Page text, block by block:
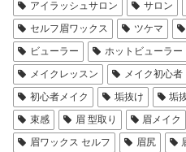
アイラッシュサロン
サロン
セルフ眉ワックス
ツケマ
ビューラー
ホットビューラー
メイクレッスン
メイク初心者
初心者メイク
垢抜け 垢
束感
眉 型取り 眉メイク
眉ワックス セルフ
眉尻